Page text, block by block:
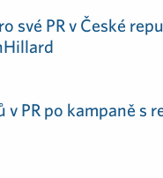
své PR v České
v PR po kampaně s